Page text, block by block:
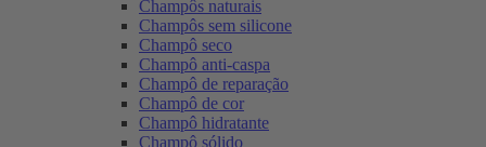
Champôs naturais
Champôs sem silicone
Champô seco
Champô anti-caspa
Champô de reparação
Champô de cor
Champô hidratante
Champô sólido